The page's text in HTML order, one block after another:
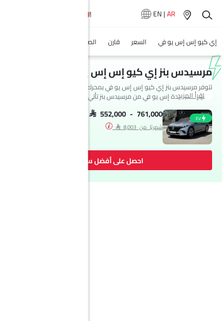
EN|AR
إي كيو إس إس يو في السعر قارن الصور
مرسيدس بنز إي كيو إس إس يو في مواصفات
السيارة الجديدة إس يو في من مرسيدس بنز تأتي بإجمالي 2 فئة.
اقرأ المزيد
EV
SAR 552,000 - 761,000
شهريًا من SAR 8,003
احصل على أفضل سعر